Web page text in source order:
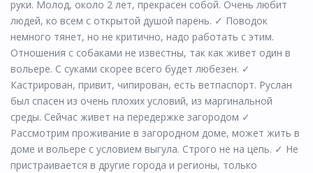
руки. Молод, около 2 лет, прекрасен собой. Очень любит
людей, ко всем с открытой душой парень. ✓ Поводок
немного тянет, но не критично, надо работать с этим.
Отношения с собаками не известны, так как живет один в
вольере. С суками скорее всего будет любезен. ✓
Кастрирован, привит, чипирован, есть ветпаспорт. Руслан
был спасен из очень плохих условий, из маргинальной
среды. Сейчас живет на передержке загородом ✓
Рассмотрим проживание в загородном доме, может жить в
доме и вольере с условием выгула. Строго не на цепь. ✓ Не
пристраивается в другие города и регионы, только